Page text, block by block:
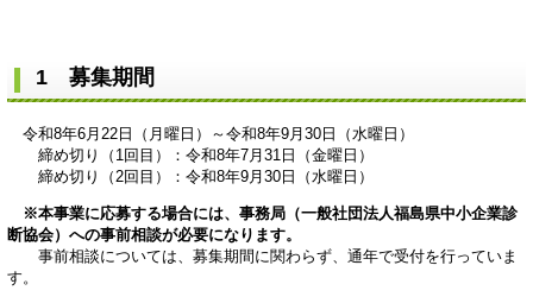
1 募集期間
令和8年6月22日（月曜日）～令和8年9月30日（水曜日）
締め切り（1回目）：令和8年7月31日（金曜日）
締め切り（2回目）：令和8年9月30日（水曜日）
※本事業に応募する場合には、事務局（一般社団法人福島県中小企業診
断協会）への事前相談が必要になります。
事前相談については、募集期間に関わらず、通年で受付を行っていま
す。